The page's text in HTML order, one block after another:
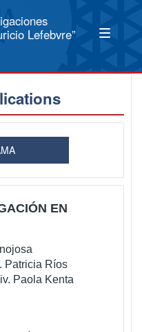
Lefebvre”
EN
Patricia Ríos
Paola Kenta